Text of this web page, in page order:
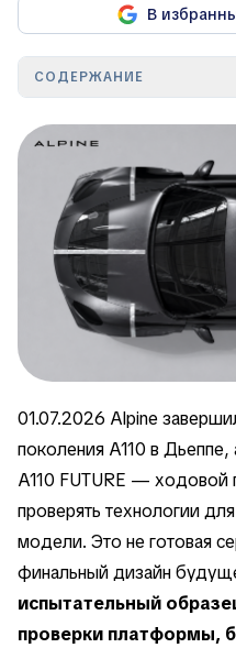
В
СОДЕРЖАНИЕ
01.07.2026 Alpine
поколения A110 в
A110 FUTURE — ходовой
проверять технологии
модели. Это не готовая
финальный дизайн
испытательный
проверки платформы,